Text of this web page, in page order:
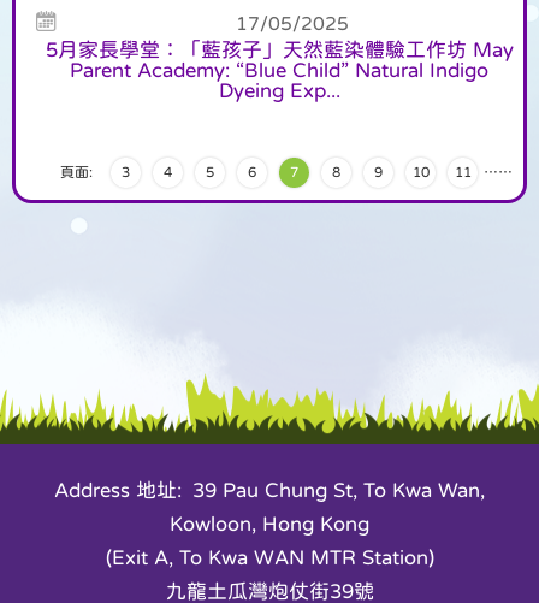
17/05/2025
5月家長學堂：「藍孩子」天然藍染體驗工作坊 May
Parent Academy: “Blue Child” Natural Indigo
Dyeing Exp...
頁面: …
3 4 5 6 7 8 9 10 11 …
Address 地址: 39 Pau Chung St, To Kwa Wan,
Kowloon, Hong Kong
(Exit A, To Kwa WAN MTR Station)
九龍土瓜灣炮仗街39號